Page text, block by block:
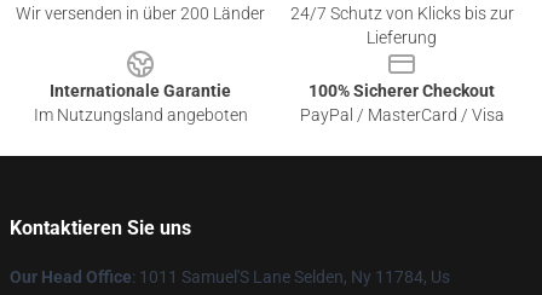
Wir versenden in über 200 Länder
24/7 Schutz von Klicks bis zur
Lieferung
Internationale Garantie
Im Nutzungsland angeboten
100% Sicherer Checkout
PayPal / MasterCard / Visa
Kontaktieren Sie uns
Our Head Office: 1011 Samuel'S Lane Selden, Ny 11784, Us